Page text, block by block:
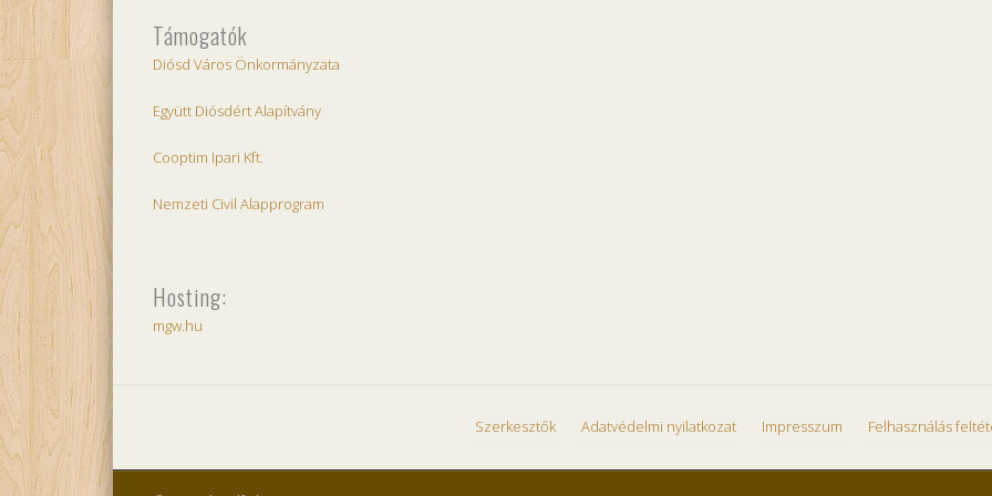
Támogatók
Diósd Város Önkormányzata
Együtt Diósdért Alapítvány
Cooptim Ipari Kft.
Nemzeti Civil Alapprogram
Hosting:
mgw.hu
Szerkesztők Adatvédelmi nyilatkozat Impresszum Felhasználás